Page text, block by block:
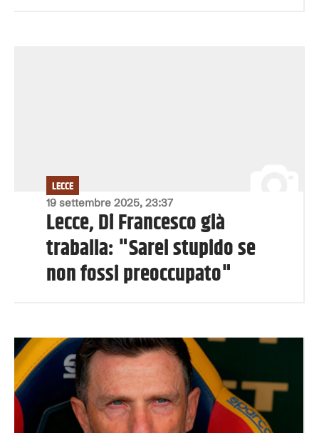
19 settembre 2025, 23:37
LECCE
Lecce, Di Francesco già
traballa: "Sarei stupido se
non fossi preoccupato"